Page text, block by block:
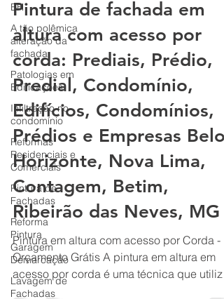
BH
A tão polêmica
alteração da
fachada
Patologias em
Edificações
Infiltração no
condomínio
Reformas
Residenciais e
Comerciais
Pintura de
Fachadas
Reforma
Pintura
Garagem
Demarcação
Lavagem de
Fachadas
Pintura de fachada em
altura com acesso por
corda: Prediais, Prédio,
Predial, Condomínio,
Edifícios, Condomínios,
Prédios e Empresas Belo
Horizonte, Nova Lima,
Contagem, Betim,
Ribeirão das Neves, MG
Pintura em altura com acesso por Corda -
Orçamento Grátis A pintura em altura em
acesso por corda é uma técnica que utiliza